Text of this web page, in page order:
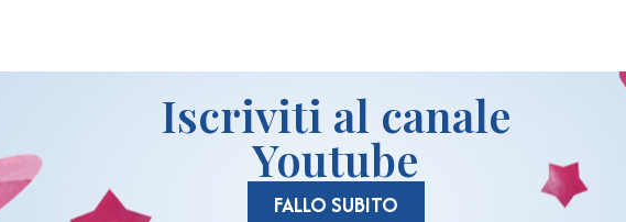
Iscriviti al canale
Youtube
FALLO SUBITO